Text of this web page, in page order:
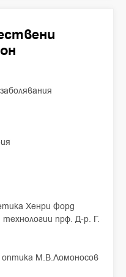
Хенри Форд
прф. Д-р. Г.
оптика М.В.Ломоносов